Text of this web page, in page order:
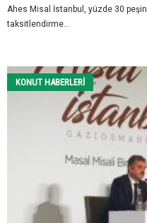
Ahes Misal İstanbul, yüzde 30
taksitlendirme...
KONUT HABERLERI